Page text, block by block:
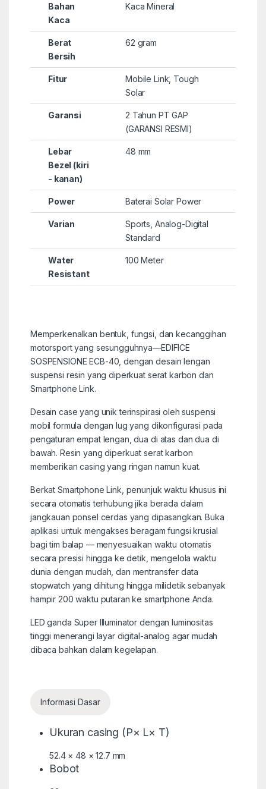
Bahan
Kaca
Kaca Mineral
Berat
Bersih
62 gram
Fitur
Mobile Link, Tough
Solar
Garansi
2 Tahun PT GAP
(GARANSI RESMI)
Lebar
Bezel (kiri
- kanan)
48 mm
Power Baterai Solar Power
Varian
Sports, Analog-Digital
Standard
Water
Resistant
100 Meter
Memperkenalkan bentuk, fungsi, dan kecanggihan
motorsport yang sesungguhnya—EDIFICE
SOSPENSIONE ECB-40, dengan desain lengan
suspensi resin yang diperkuat serat karbon dan
Smartphone Link.
Desain case yang unik terinspirasi oleh suspensi
mobil formula dengan lug yang dikonfigurasi pada
pengaturan empat lengan, dua di atas dan dua di
bawah. Resin yang diperkuat serat karbon
memberikan casing yang ringan namun kuat.
Berkat Smartphone Link, penunjuk waktu khusus ini
secara otomatis terhubung jika berada dalam
jangkauan ponsel cerdas yang dipasangkan. Buka
aplikasi untuk mengakses beragam fungsi krusial
bagi tim balap — menyesuaikan waktu otomatis
secara presisi hingga ke detik, mengelola waktu
dunia dengan mudah, dan mentransfer data
stopwatch yang dihitung hingga milidetik sebanyak
hampir 200 waktu putaran ke smartphone Anda.
LED ganda Super Illuminator dengan luminositas
tinggi menerangi layar digital-analog agar mudah
dibaca bahkan dalam kegelapan.
Informasi Dasar
Ukuran casing (P× L× T)
52.4 × 48 × 12.7 mm
Bobot